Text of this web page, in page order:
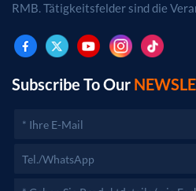
RMB. Tätigkeitsfelder sind die
genehmigungspflichtigen Projekten
Geschäftstätigkeiten erst nach
zuständigen Behörden
Subscribe To Our